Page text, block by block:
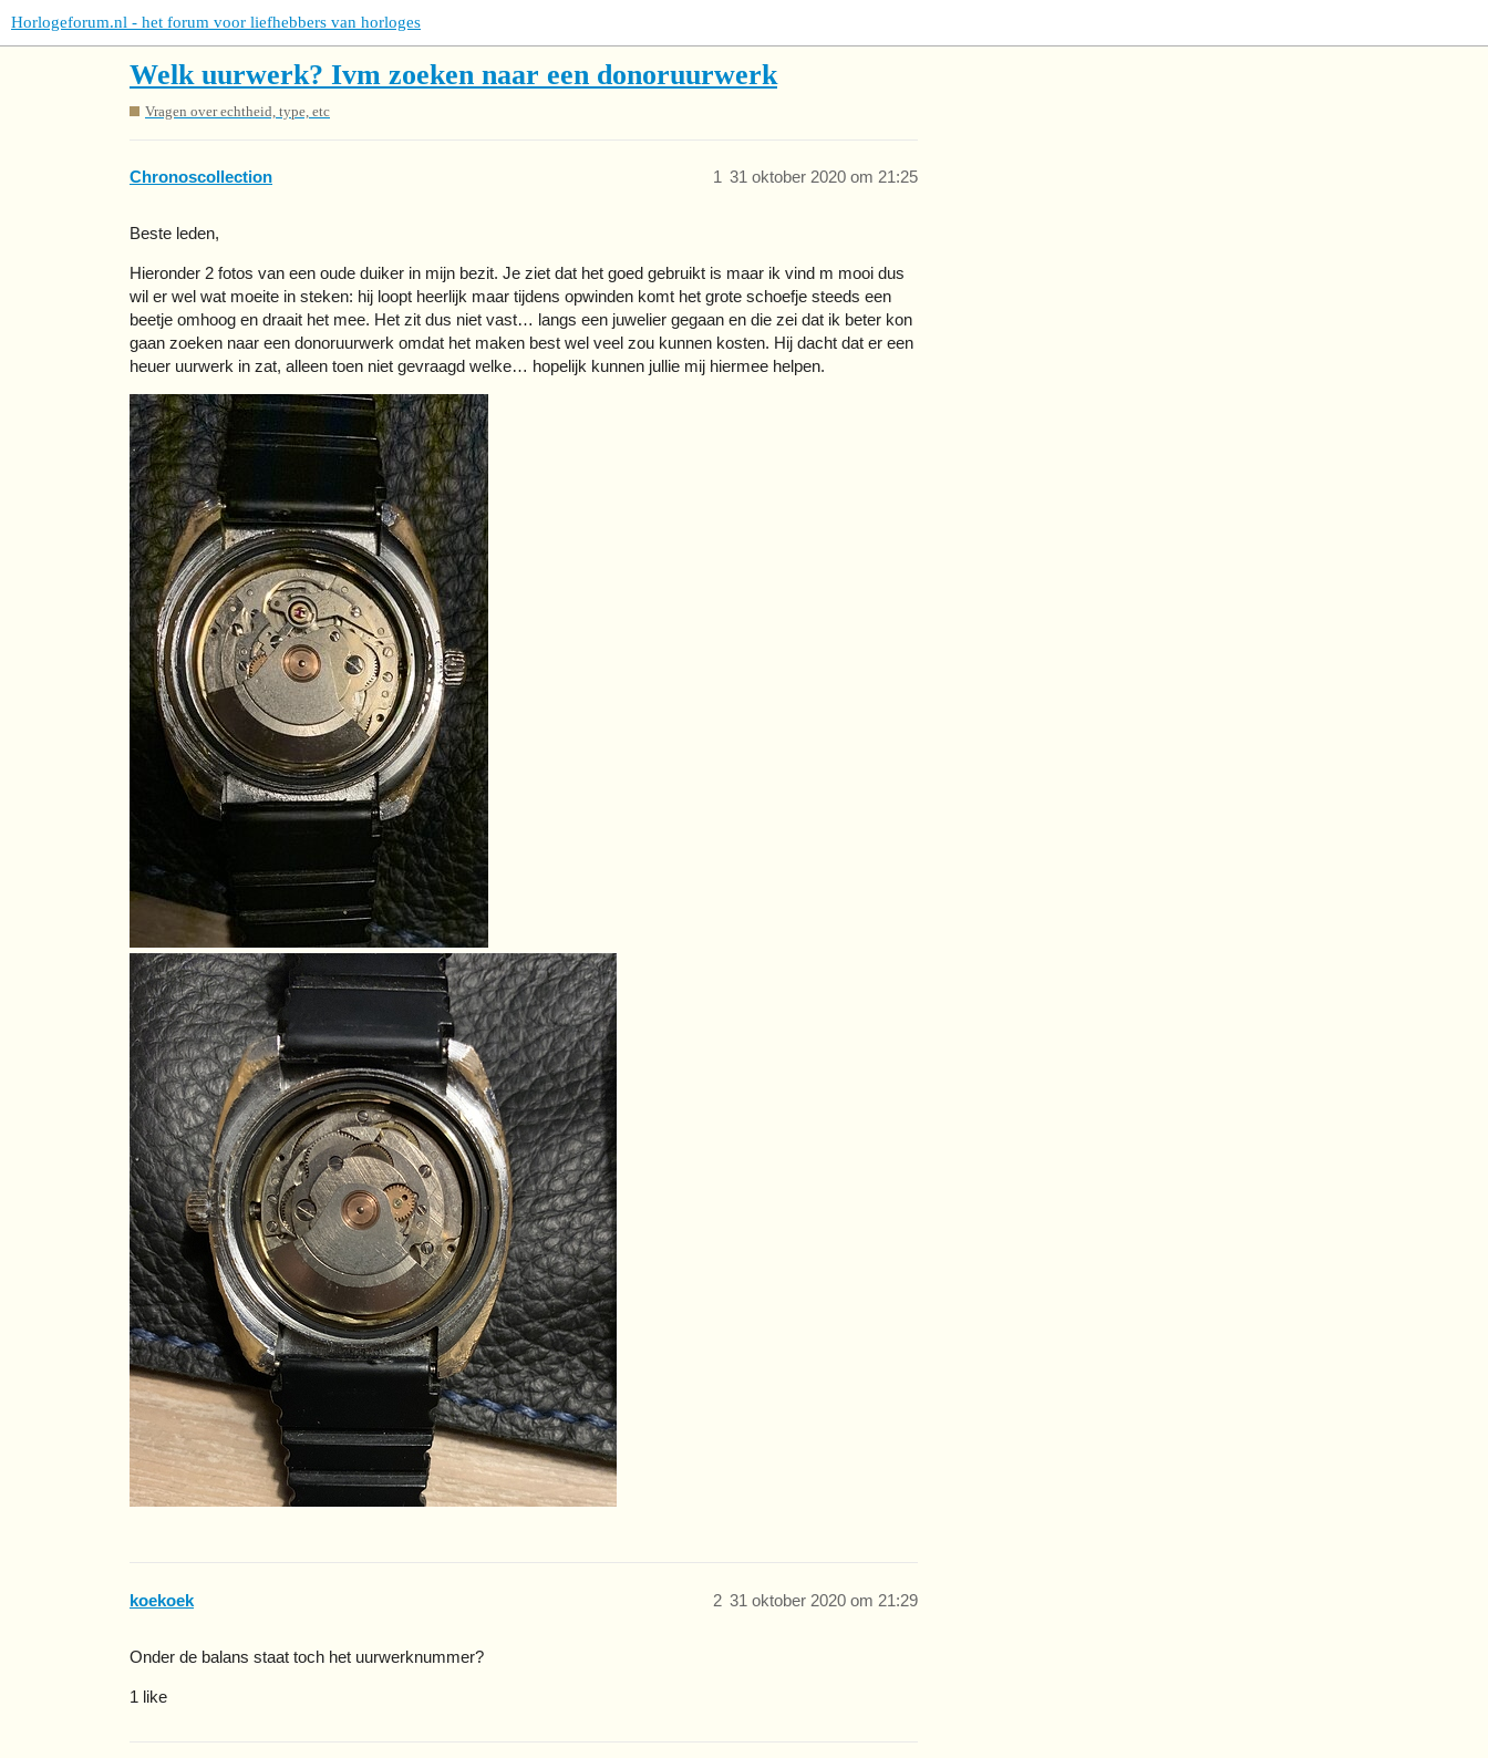
Horlogeforum.nl - het forum voor liefhebbers van horloges
Welk uurwerk? Ivm zoeken naar een donoruurwerk
Vragen over echtheid, type, etc
Chronoscollection 31 oktober 2020 om 21:25
1
Beste leden,
Hieronder 2 fotos van een oude duiker in mijn bezit. Je ziet dat het goed gebruikt is maar ik vind m mooi dus
wil er wel wat moeite in steken: hij loopt heerlijk maar tijdens opwinden komt het grote schoefje steeds een
beetje omhoog en draait het mee. Het zit dus niet vast… langs een juwelier gegaan en die zei dat ik beter kon
gaan zoeken naar een donoruurwerk omdat het maken best wel veel zou kunnen kosten. Hij dacht dat er een
heuer uurwerk in zat, alleen toen niet gevraagd welke… hopelijk kunnen jullie mij hiermee helpen.
koekoek 31 oktober 2020 om 21:29
2
Onder de balans staat toch het uurwerknummer?
1 like